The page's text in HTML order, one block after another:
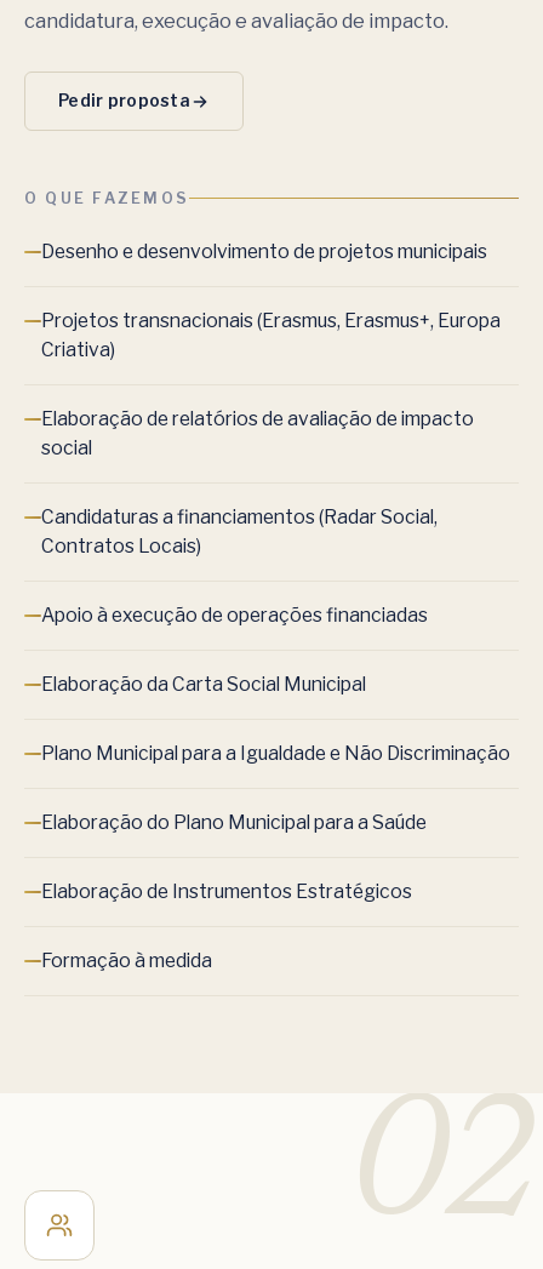
candidatura, execução e avaliação de impacto.
Pedir proposta
O QUE FAZEMOS
Desenho e desenvolvimento de projetos municipais
Projetos transnacionais (Erasmus, Erasmus+, Europa
Criativa)
Elaboração de relatórios de avaliação de impacto
social
Candidaturas a financiamentos (Radar Social,
Contratos Locais)
Apoio à execução de operações financiadas
Elaboração da Carta Social Municipal
Plano Municipal para a Igualdade e Não Discriminação
Elaboração do Plano Municipal para a Saúde
Elaboração de Instrumentos Estratégicos
Formação à medida
02